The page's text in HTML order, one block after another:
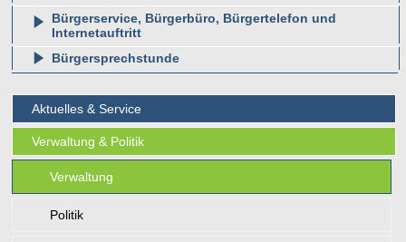
Bürgerservice, Bürgerbüro, Bürgertelefon und
Internetauftritt
Bürgersprechstunde
Aktuelles & Service
Verwaltung & Politik
Verwaltung
Politik